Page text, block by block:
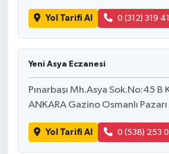
Yol Tarifi Al 0 (312) 319
Yeni Asya Eczanesi
Pınarbaşı Mh.Asya Sok.No:45 B
ANKARA Gazino Osmanlı Pazarı
Yol Tarifi Al 0 (538) 253